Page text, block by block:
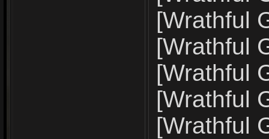
[Wrathful
[Wrathful
[Wrathful
[Wrathful
[Wrathful